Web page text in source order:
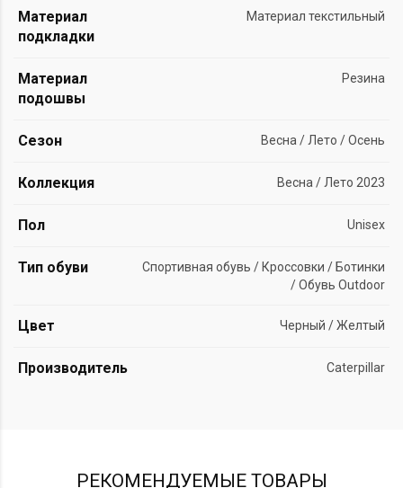
Материал
подкладки
Материал текстильный
Материал
подошвы
Резина
Сезон Весна / Лето / Осень
Коллекция Весна / Лето 2023
Пол Unisex
Тип обуви
Спортивная обувь / Кроссовки / Ботинки
/ Обувь Outdoor
Цвет Черный / Желтый
Производитель Caterpillar
РЕКОМЕНДУЕМЫЕ ТОВАРЫ